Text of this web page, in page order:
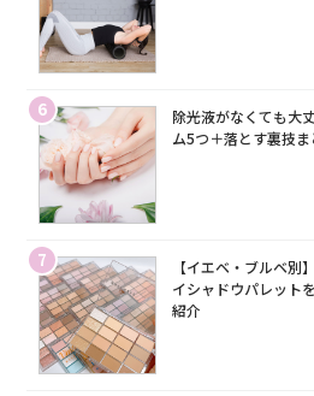
6
除光液がなくても大
ム5つ＋落とす裏技ま
7
【イエベ・ブルベ別
イシャドウパレット
紹介